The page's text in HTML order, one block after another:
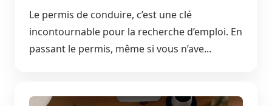
Le permis de conduire, c’est une clé
incontournable pour la recherche d’emploi. En
passant le permis, même si vous n’ave...